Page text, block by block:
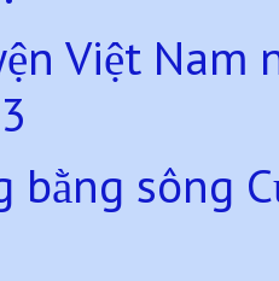
Việt
bằng sông